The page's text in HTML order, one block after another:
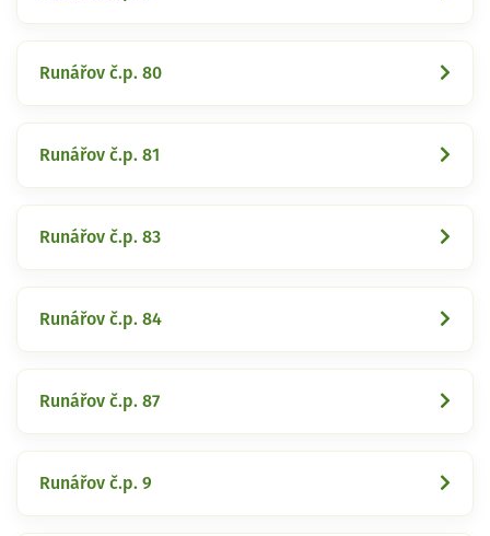
Runářov č.p. 80
Runářov č.p. 81
Runářov č.p. 83
Runářov č.p. 84
Runářov č.p. 87
Runářov č.p. 9